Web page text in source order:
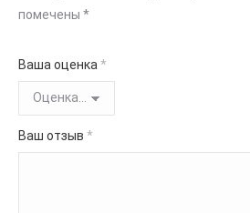
помечены *
Ваша оценка *
Ваш отзыв *